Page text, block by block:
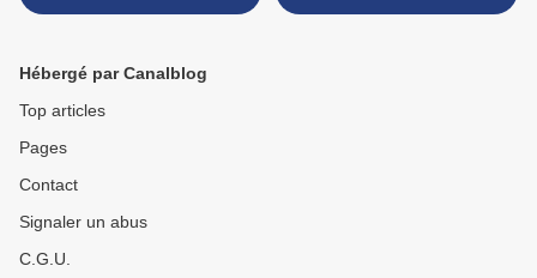
Hébergé par Canalblog
Top articles
Pages
Contact
Signaler un abus
C.G.U.